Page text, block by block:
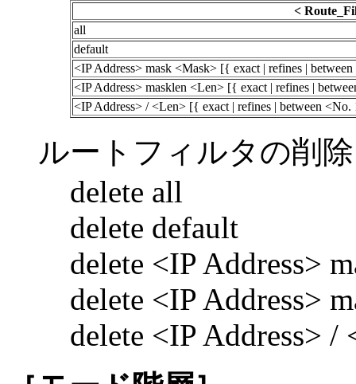
<
all
default
<IP Address> mask <Mask> [{ exact | refines |
<IP Address> masklen <Len> [{ exact | refines |
<IP Address> / <Len> [{ exact | refines | between
ルートフィルタの削除
delete all
delete default
delete <IP Address>
delete <IP Address>
delete <IP Address> /